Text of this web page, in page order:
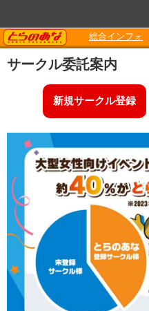
TORANOANA
総合インフォ
サークル委託案内
新規サークル登録